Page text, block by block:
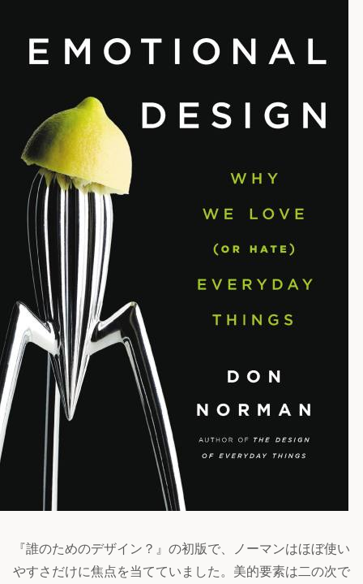
『誰のためのデザイン？』の初版で、ノーマンはほぼ使い
やすさだけに焦点を当てていました。美的要素は二の次で